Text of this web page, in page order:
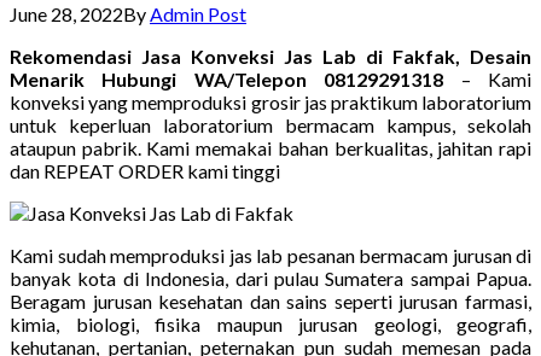
June 28, 2022By Admin Post
Rekomendasi Jasa Konveksi Jas Lab di Fakfak, Desain
Menarik Hubungi WA/Telepon 08129291318 – Kami
konveksi yang memproduksi grosir jas praktikum laboratorium
untuk keperluan laboratorium bermacam kampus, sekolah
ataupun pabrik. Kami memakai bahan berkualitas, jahitan rapi
dan REPEAT ORDER kami tinggi
Kami sudah memproduksi jas lab pesanan bermacam jurusan di
banyak kota di Indonesia, dari pulau Sumatera sampai Papua.
Beragam jurusan kesehatan dan sains seperti jurusan farmasi,
kimia, biologi, fisika maupun jurusan geologi, geografi,
kehutanan, pertanian, peternakan pun sudah memesan pada